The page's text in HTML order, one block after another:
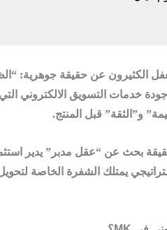
الكثيرون عن حقيقة جوهرية:
خدمات التسويق الالكتروني
و”الثقة” قبل المنتج.
بحث عن “عقل مدبر” يدير
يمتلك الشفرة الخاصة لتحويل